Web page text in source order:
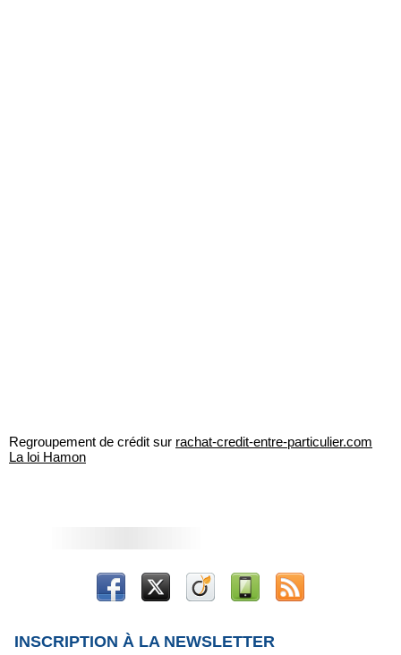
Regroupement de crédit sur rachat-credit-entre-particulier.com
La loi Hamon
INSCRIPTION À LA NEWSLETTER